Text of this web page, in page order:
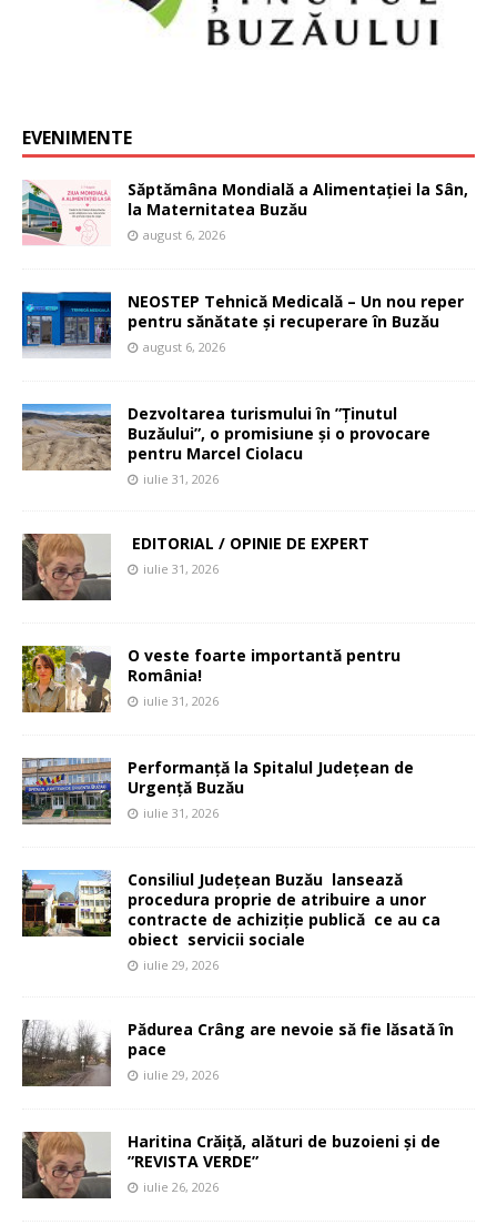
EVENIMENTE
Săptămâna Mondială a Alimentației la Sân,
la Maternitatea Buzău
august 6, 2026
NEOSTEP Tehnică Medicală – Un nou reper
pentru sănătate și recuperare în Buzău
august 6, 2026
Dezvoltarea turismului în ”Ținutul
Buzăului”, o promisiune și o provocare
pentru Marcel Ciolacu
iulie 31, 2026
EDITORIAL / OPINIE DE EXPERT
iulie 31, 2026
O veste foarte importantă pentru
România!
iulie 31, 2026
Performanță la Spitalul Județean de
Urgență Buzău
iulie 31, 2026
Consiliul Județean Buzău lansează
procedura proprie de atribuire a unor
contracte de achiziție publică ce au ca
obiect servicii sociale
iulie 29, 2026
Pădurea Crâng are nevoie să fie lăsată în
pace
iulie 29, 2026
Haritina Crăiță, alături de buzoieni și de
”REVISTA VERDE”
iulie 26, 2026